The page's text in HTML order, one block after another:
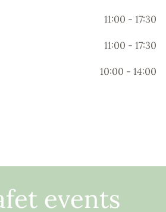
11:00 - 17:30
11:00 - 17:30
10:00 - 14:00
events